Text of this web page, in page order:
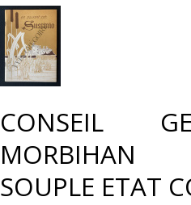
‎CONSEIL
MORBIHAN
SOUPLE ETAT